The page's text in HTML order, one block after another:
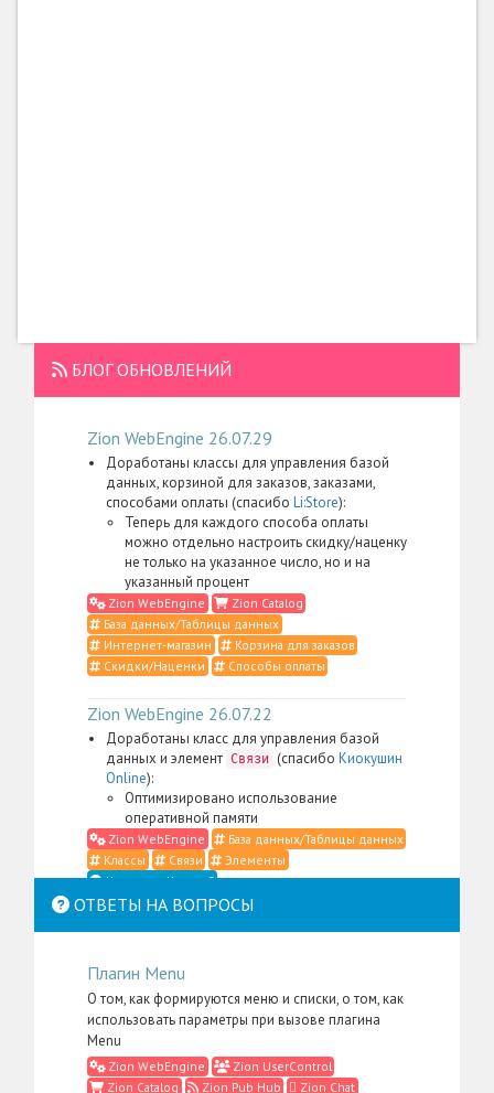
БЛОГ ОБНОВЛЕНИЙ
Zion WebEngine 26.07.29
Доработаны классы для управления базой
данных, корзиной для заказов, заказами,
способами оплаты (спасибо Li:Store):
Теперь для каждого способа оплаты
можно отдельно настроить скидку/наценку
не только на указанное число, но и на
указанный процент
Zion WebEngine
Zion Catalog
База данных/Таблицы данных
Интернет-магазин
Корзина для заказов
Скидки/Наценки
Способы оплаты
Zion WebEngine 26.07.22
Доработаны класс для управления базой
данных и элемент Связи (спасибо Киокушин
Online):
Оптимизировано использование
оперативной памяти
Zion WebEngine
База данных/Таблицы данных
Классы
Связи
Элементы
Что такое Классы?
Zion WebEngine 26.07.21
контентом, элемент
меню администратора для пакета Zion
, а также административные
скрипты и CSS-определения (спасибо
случаях, когда в административном
ОТВЕТЫ НА ВОПРОСЫ
Плагин Menu
О том, как формируются меню и списки, о том, как
использовать параметры при вызове плагина
Menu
Zion WebEngine
Zion UserControl
Zion Catalog
Zion Pub Hub Zion Chat